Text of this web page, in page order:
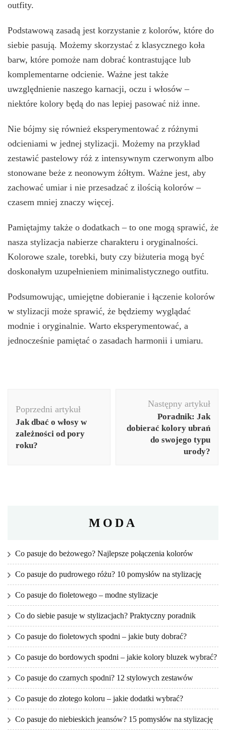
outfity.
Podstawową zasadą jest korzystanie z kolorów, które do
siebie pasują. Możemy skorzystać z klasycznego koła
barw, które pomoże nam dobrać kontrastujące lub
komplementarne odcienie. Ważne jest także
uwzględnienie naszego karnacji, oczu i włosów –
niektóre kolory będą do nas lepiej pasować niż inne.
Nie bójmy się również eksperymentować z różnymi
odcieniami w jednej stylizacji. Możemy na przykład
zestawić pastelowy róż z intensywnym czerwonym albo
stonowane beże z neonowym żółtym. Ważne jest, aby
zachować umiar i nie przesadzać z ilością kolorów –
czasem mniej znaczy więcej.
Pamiętajmy także o dodatkach – to one mogą sprawić, że
nasza stylizacja nabierze charakteru i oryginalności.
Kolorowe szale, torebki, buty czy biżuteria mogą być
doskonałym uzupełnieniem minimalistycznego outfitu.
Podsumowując, umiejętne dobieranie i łączenie kolorów
w stylizacji może sprawić, że będziemy wyglądać
modnie i oryginalnie. Warto eksperymentować, a
jednocześnie pamiętać o zasadach harmonii i umiaru.
wpisu
Poprzedni artykuł
Jak dbać o włosy w
zależności od pory
roku?
Następny artykuł
Poradnik: Jak
dobierać kolory ubrań
do swojego typu
urody?
MODA
Co pasuje do beżowego? Najlepsze połączenia kolorów
Co pasuje do pudrowego różu? 10 pomysłów na stylizację
Co pasuje do fioletowego – modne stylizacje
Co do siebie pasuje w stylizacjach? Praktyczny poradnik
Co pasuje do fioletowych spodni – jakie buty dobrać?
Co pasuje do bordowych spodni – jakie kolory bluzek wybrać?
Co pasuje do czarnych spodni? 12 stylowych zestawów
Co pasuje do złotego koloru – jakie dodatki wybrać?
Co pasuje do niebieskich jeansów? 15 pomysłów na stylizację